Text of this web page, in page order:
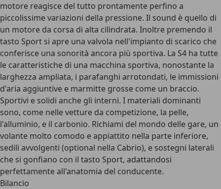
motore reagisce del tutto prontamente perfino a
piccolissime variazioni della pressione. Il sound è quello di
un motore da corsa di alta cilindrata. Inoltre premendo il
tasto Sport si apre una valvola nell'impianto di scarico che
conferisce una sonorità ancora più sportiva. La S4 ha tutte
le caratteristiche di una macchina sportiva, nonostante la
larghezza ampliata, i parafanghi arrotondati, le immissioni
d'aria aggiuntive e marmitte grosse come un braccio.
Sportivi e solidi anche gli interni. I materiali dominanti
sono, come nelle vetture da competizione, la pelle,
l'alluminio, e il carbonio. Richiami del mondo delle gare, un
volante molto comodo e appiattito nella parte inferiore,
sedili avvolgenti (optional nella Cabrio), e sostegni laterali
che si gonfiano con il tasto Sport, adattandosi
perfettamente all'anatomia del conducente.
Bilancio